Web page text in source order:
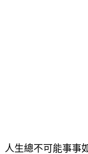
人生總不可能事事